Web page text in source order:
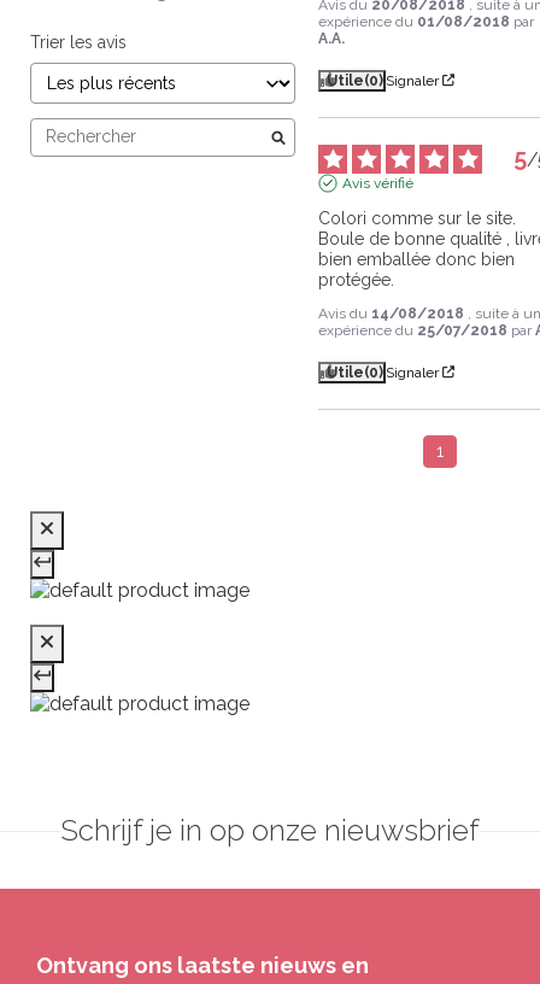
Trier les avis
Avis du 20/08/2018 , suite à
expérience du 01/08/2018 par
A.A.
Utile(0) Signaler
5/
Avis vérifié
Colori comme sur le site.
Boule de bonne qualité ,
bien emballée donc bien
protégée.
Avis du 14/08/2018 , suite à
expérience du 25/07/2018 par
Utile(0) Signaler
1
Schrijf je in op onze nieuwsbrief
Ontvang ons laatste nieuws en